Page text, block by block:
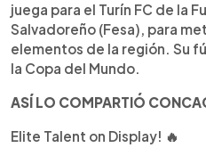
juega para el Turín FC de la
Salvadoreño (Fesa), para
elementos de la región. Su
la Copa del Mundo.
ASÍ LO COMPARTIÓ
Elite Talent on Display! 🔥